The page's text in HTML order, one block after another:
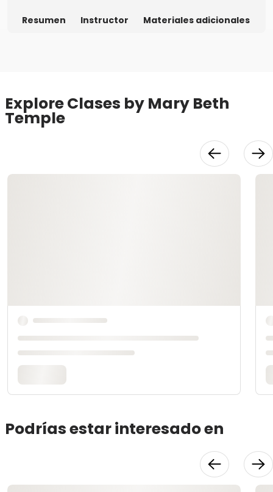
Resumen Instructor Materiales adicionales
Explore Clases by Mary Beth
Temple
Podrías estar interesado en